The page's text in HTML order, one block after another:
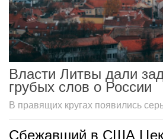
Власти Литвы дали
грубых слов о России
В правящих кругах появились
Сбежавший в США